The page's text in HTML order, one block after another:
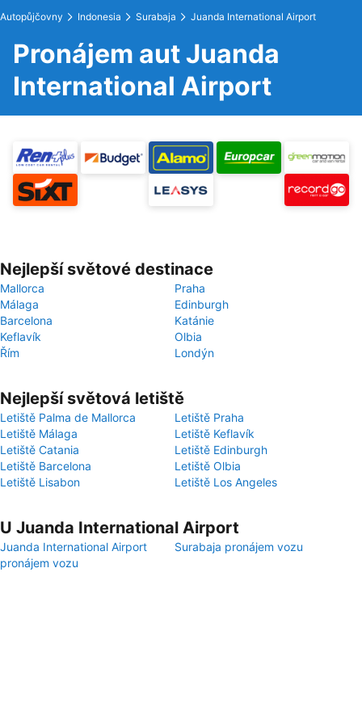
Autopůjčovny Indonesia Surabaja Juanda International Airport
Pronájem aut Juanda
International Airport
Nejlepší světové destinace
Mallorca
Praha
Málaga
Edinburgh
Barcelona
Katánie
Keflavík
Olbia
Řím
Londýn
Nejlepší světová letiště
Letiště Palma de Mallorca
Letiště Praha
Letiště Málaga
Letiště Keflavík
Letiště Catania
Letiště Edinburgh
Letiště Barcelona
Letiště Olbia
Letiště Lisabon
Letiště Los Angeles
U Juanda International Airport
Juanda International Airport
pronájem vozu
Surabaja pronájem vozu